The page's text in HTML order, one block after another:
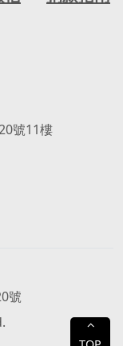
⌃
號11樓
號